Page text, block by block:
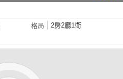
格局
2房2廳1衛